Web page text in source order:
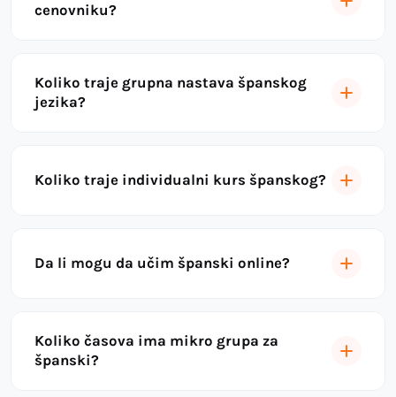
cenovniku?
Koliko traje grupna nastava španskog
jezika?
Koliko traje individualni kurs španskog?
Da li mogu da učim španski online?
Koliko časova ima mikro grupa za
španski?